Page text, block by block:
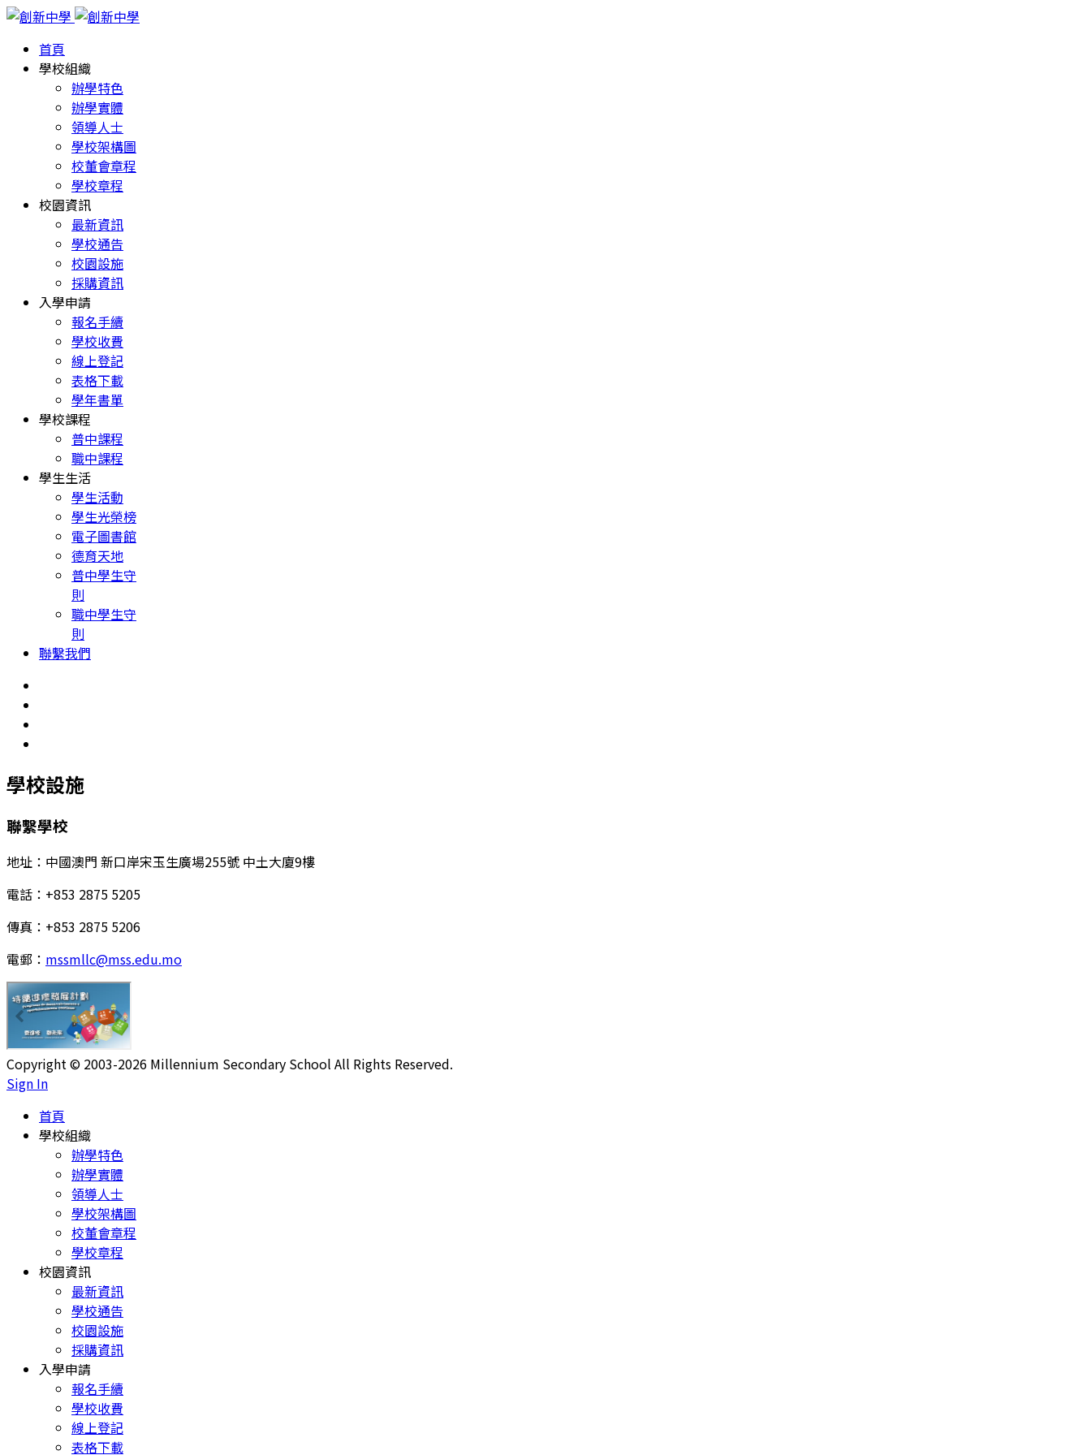
首頁
學校組織
辦學特色
辦學實體
領導人士
學校架構圖
校董會章程
學校章程
校園資訊
最新資訊
學校通告
校園設施
採購資訊
入學申請
報名手續
學校收費
線上登記
表格下載
學年書單
學校課程
普中課程
職中課程
學生生活
學生活動
學生光榮榜
電子圖書館
德育天地
普中學生守
則
職中學生守
則
聯繫我們
學校設施
聯繫學校
地址：中國澳門 新口岸宋玉生廣場255號 中土大廈9樓
電話：+853 2875 5205
傳真：+853 2875 5206
電郵： mssmllc@mss.edu.mo
Copyright © 2003-2026 Millennium Secondary School All Rights Reserved.
Sign In
首頁
學校組織
辦學特色
辦學實體
領導人士
學校架構圖
校董會章程
學校章程
校園資訊
最新資訊
學校通告
校園設施
採購資訊
入學申請
報名手續
學校收費
線上登記
表格下載